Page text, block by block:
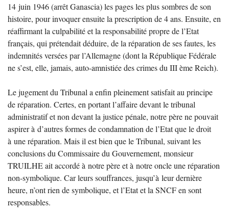
14 juin 1946 (arrêt Ganascia) les pages les plus sombres de son
histoire, pour invoquer ensuite la prescription de 4 ans. Ensuite, en
réaffirmant la culpabilité et la responsabilité propre de l’Etat
français, qui prétendait déduire, de la réparation de ses fautes, les
indemnités versées par l’Allemagne (dont la République Fédérale
ne s’est, elle, jamais, auto-amnistiée des crimes du IIIème Reich).
Le jugement du Tribunal a enfin pleinement satisfait au principe
de réparation. Certes, en portant l’affaire devant le tribunal
administratif et non devant la justice pénale, notre père ne pouvait
aspirer à d’autres formes de condamnation de l’Etat que le droit
à une réparation. Mais il est bien que le Tribunal, suivant les
conclusions du Commissaire du Gouvernement, monsieur
TRUILHEait accordé à notre père et à notre oncle une réparation
non-symbolique. Car leurs souffrances, jusqu’à leur dernière
heure, n’ont rien de symbolique, et l’Etat et la SNCFen sont
responsables.